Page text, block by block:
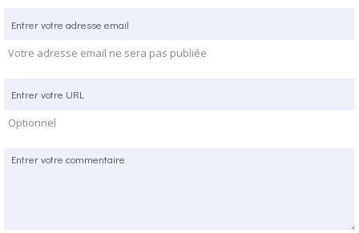
Votre adresse email ne sera pas publiée
Optionnel